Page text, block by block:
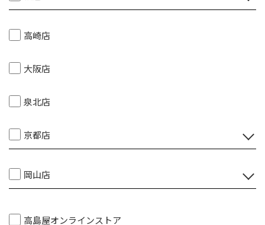
高崎店
大阪店
泉北店
京都店
岡山店
高島屋オンラインストア